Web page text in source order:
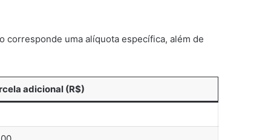
corresponde uma alíquota específica, além de
adicional (R$)